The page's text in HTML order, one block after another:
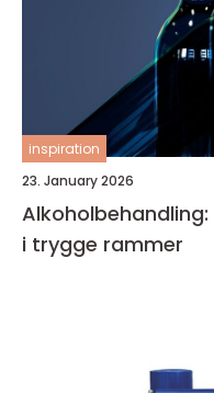
inspiration
23. January 2026
i trygge rammer